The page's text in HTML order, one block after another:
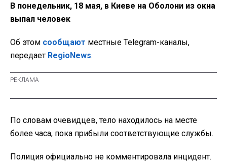
В понедельник, 18 мая, в Киеве на Оболони из окна
выпал человек
Об этом сообщают местные Telegram-каналы,
передает RegioNews.
По словам очевидцев, тело находилось на месте
более часа, пока прибыли соответствующие службы.
Полиция официально не комментировала инцидент.